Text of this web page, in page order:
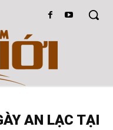
AN LẠC TẠI